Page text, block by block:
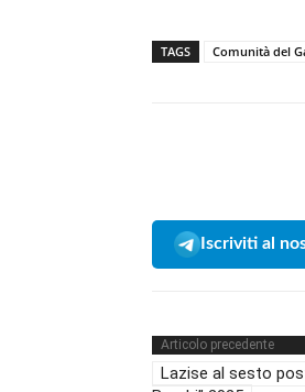
TAGS Comunità del
Iscriviti al
Articolo precedente
Lazise al sesto